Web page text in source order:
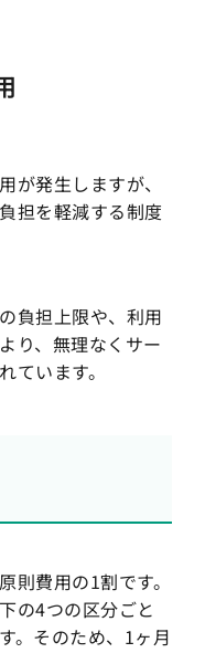
が発生しますが、
担を軽減する制度
負担上限や、利用
り、無理なくサー
ています。
則費用の1割です。
の4つの区分ごと
。そのため、1ヶ月